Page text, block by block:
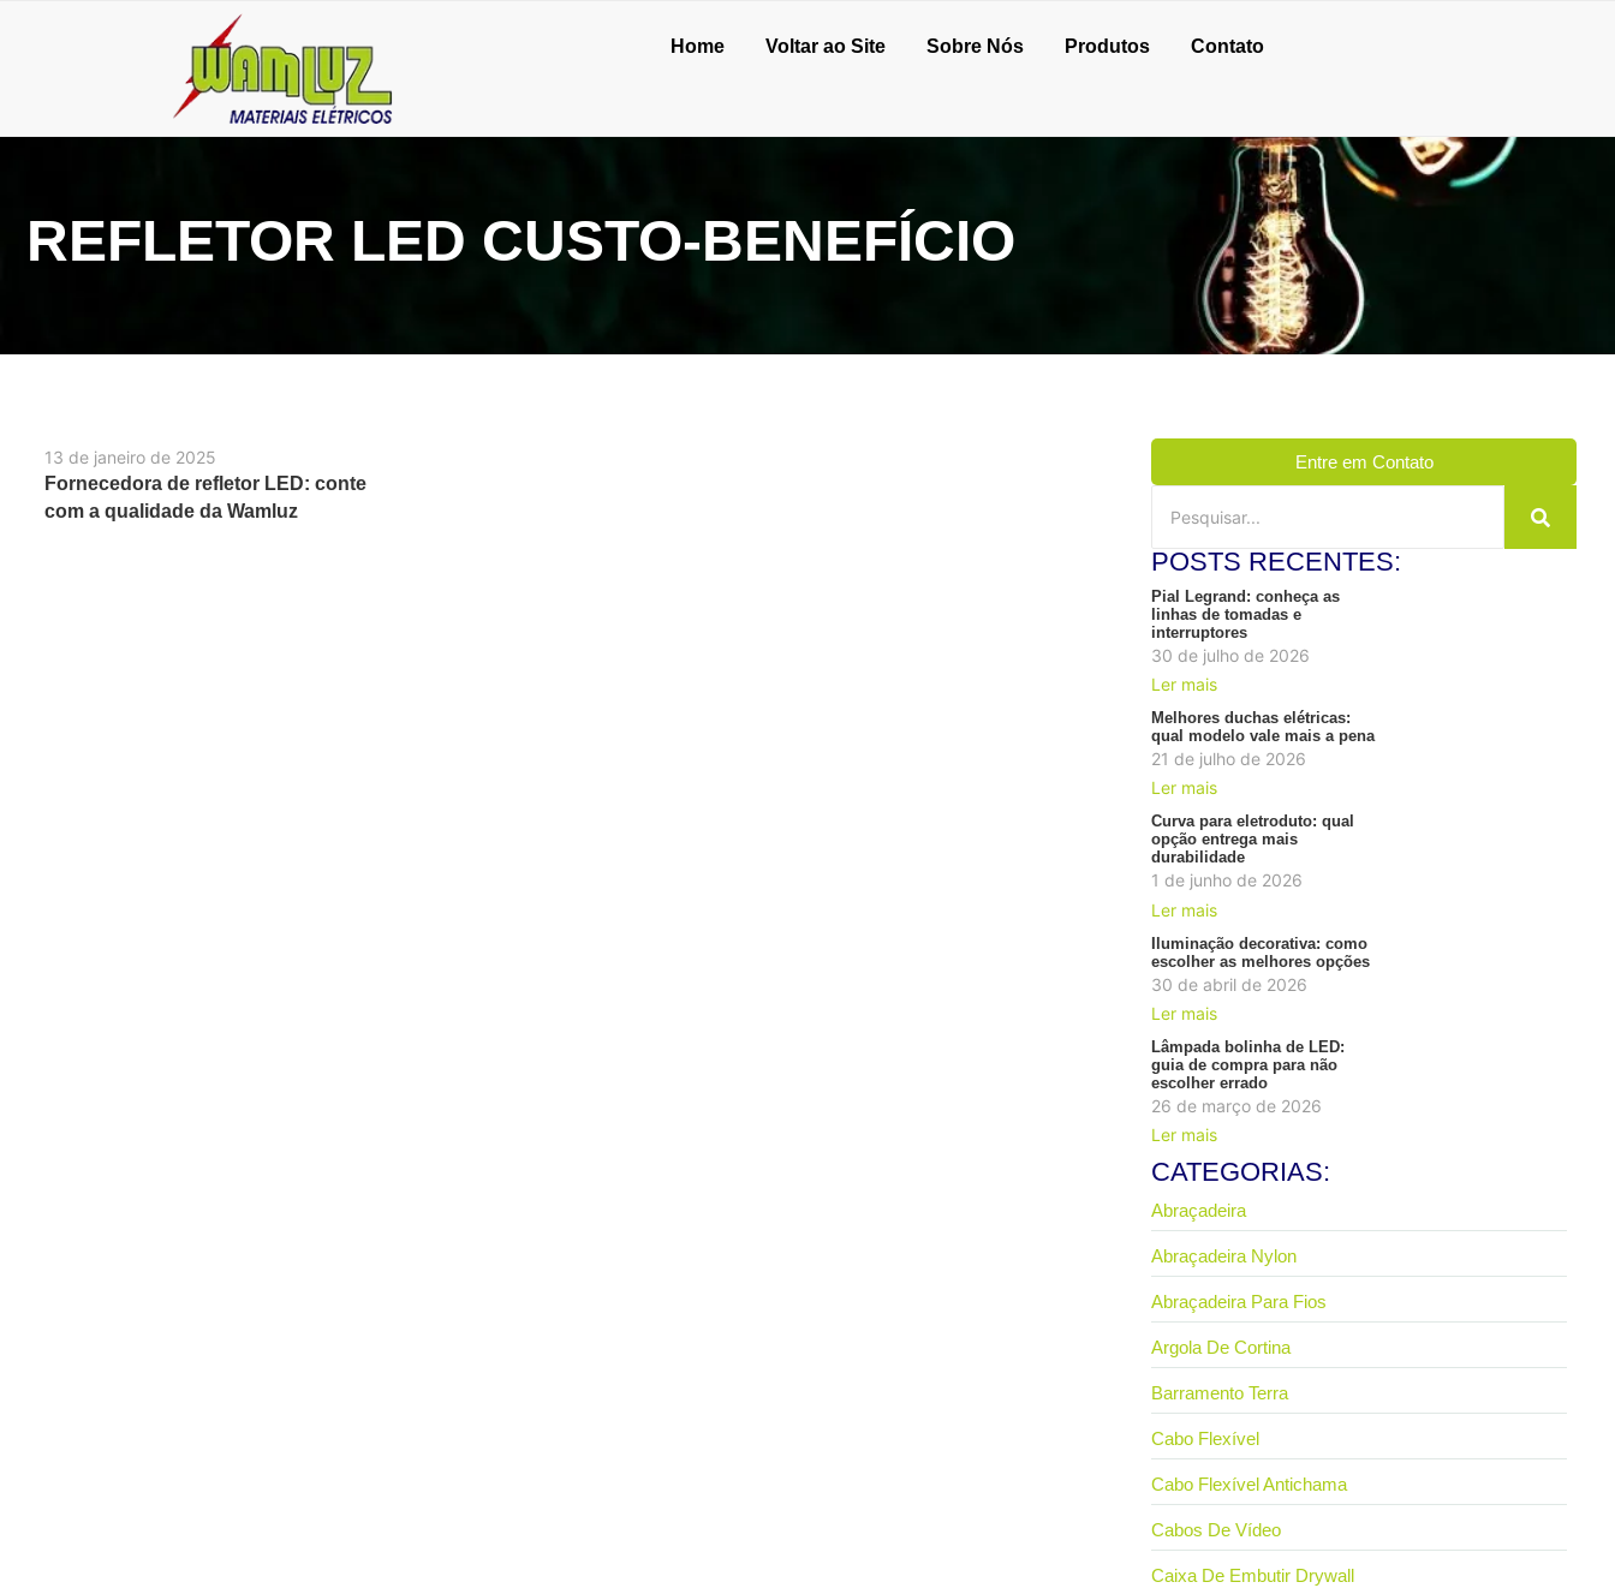
Home Voltar ao Site Sobre Nós Produtos Contato
REFLETOR LED CUSTO-BENEFÍCIO
13 de janeiro de 2025
Fornecedora de refletor LED: conte
com a qualidade da Wamluz
Entre em Contato
POSTS RECENTES:
Pial Legrand: conheça as
linhas de tomadas e
interruptores
30 de julho de 2026
Ler mais
Melhores duchas elétricas:
qual modelo vale mais a pena
21 de julho de 2026
Ler mais
Curva para eletroduto: qual
opção entrega mais
durabilidade
1 de junho de 2026
Ler mais
Iluminação decorativa: como
escolher as melhores opções
30 de abril de 2026
Ler mais
Lâmpada bolinha de LED:
guia de compra para não
escolher errado
26 de março de 2026
Ler mais
CATEGORIAS:
Abraçadeira
Abraçadeira Nylon
Abraçadeira Para Fios
Argola De Cortina
Barramento Terra
Cabo Flexível
Cabo Flexível Antichama
Cabos De Vídeo
Caixa De Embutir Drywall